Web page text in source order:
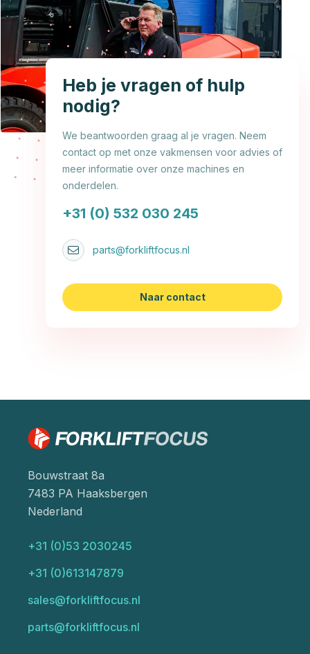
Heb je vragen of hulp
nodig?
We beantwoorden graag al je vragen. Neem
contact op met onze vakmensen voor advies of
meer informatie over onze machines en
onderdelen.
+31 (0) 532 030 245
parts@forkliftfocus.nl
Naar contact
Bouwstraat 8a
7483 PA Haaksbergen
Nederland
+31 (0)53 2030245
+31 (0)613147879
sales@forkliftfocus.nl
parts@forkliftfocus.nl